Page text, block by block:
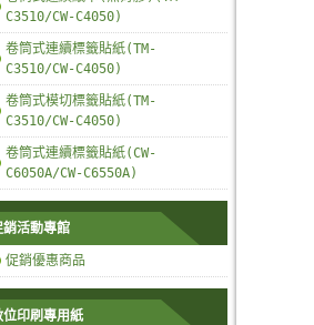
C3510/CW-C4050)
卷筒式連續標籤貼紙(TM-
C3510/CW-C4050)
卷筒式模切標籤貼紙(TM-
C3510/CW-C4050)
卷筒式連續標籤貼紙(CW-
C6050A/CW-C6550A)
銷活動專館
促銷優惠商品
位印刷專用紙